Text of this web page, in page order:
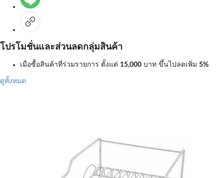
โปรโมชั่นและส่วนลดกลุ่มสินค้า
เมื่อซื้อสินค้าที่ร่วมรายการ ตั้งแต่ 15,000 บาท ขึ้นไปลดเพิ่ม 5%
ดูทั้งหมด